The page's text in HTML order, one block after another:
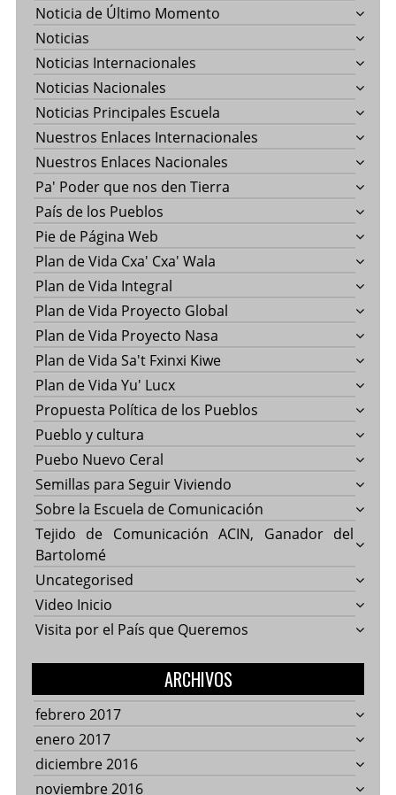
Noticia de Último Momento
Noticias
Noticias Internacionales
Noticias Nacionales
Noticias Principales Escuela
Nuestros Enlaces Internacionales
Nuestros Enlaces Nacionales
Pa' Poder que nos den Tierra
País de los Pueblos
Pie de Página Web
Plan de Vida Cxa' Cxa' Wala
Plan de Vida Integral
Plan de Vida Proyecto Global
Plan de Vida Proyecto Nasa
Plan de Vida Sa't Fxinxi Kiwe
Plan de Vida Yu' Lucx
Propuesta Política de los Pueblos
Pueblo y cultura
Puebo Nuevo Ceral
Semillas para Seguir Viviendo
Sobre la Escuela de Comunicación
Tejido de Comunicación ACIN, Ganador del
Bartolomé
Uncategorised
Video Inicio
Visita por el País que Queremos
ARCHIVOS
febrero 2017
enero 2017
diciembre 2016
noviembre 2016